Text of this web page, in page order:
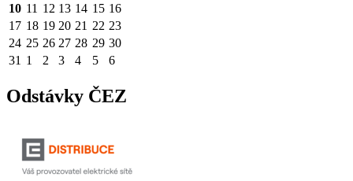
10 11 12 13 14 15 16
17 18 19 20 21 22 23
24 25 26 27 28 29 30
31 1 2 3 4 5 6
Odstávky ČEZ